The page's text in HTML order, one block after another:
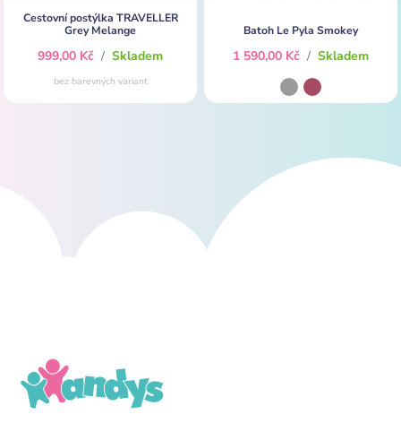
Cestovní postýlka TRAVELLER
Grey Melange
999,00 Kč / Skladem
bez barevných variant
Batoh Le Pyla Smokey
1 590,00 Kč / Skladem